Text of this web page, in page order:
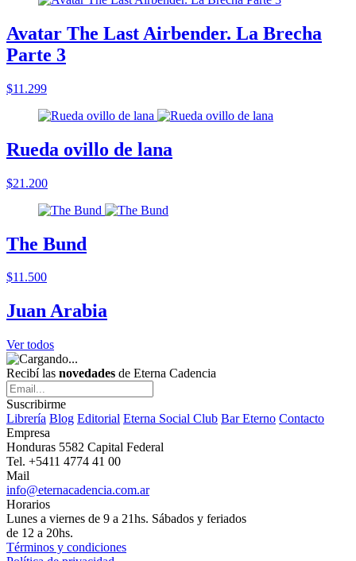
Avatar The Last Airbender. La Brecha
Parte 3
$11.299
Rueda ovillo de lana
$21.200
The Bund
$11.500
Juan Arabia
Ver todos
Recibí las novedades de Eterna Cadencia
Suscribirme
Librería Blog Editorial Eterna Social Club Bar Eterno Contacto
Empresa
Honduras 5582 Capital Federal
Tel. +5411 4774 41 00
Mail
info@eternacadencia.com.ar
Horarios
Lunes a viernes de 9 a 21hs. Sábados y feriados
de 12 a 20hs.
Términos y condiciones